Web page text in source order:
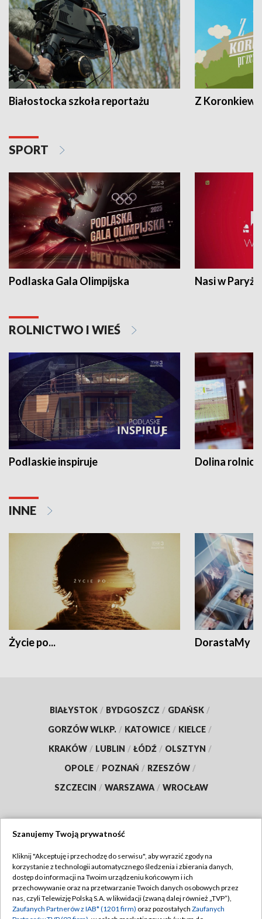
Białostocka szkoła reportażu Z
SPORT
Podlaska Gala Olimpijska Nasi w Paryżu
ROLNICTWO I WIEŚ
Podlaskie inspiruje Dolina
INNE
Życie po... DorastaMy
BIAŁYSTOK / BYDGOSZCZ / GDAŃSK /
GORZÓW WLKP. / KATOWICE / KIELCE /
KRAKÓW / LUBLIN / ŁÓDŹ / OLSZTYN /
OPOLE / POZNAŃ / RZESZÓW /
SZCZECIN / WARSZAWA / WROCŁAW
TVP
Abonament TVP
Emisja w TVP
Regulamin TVP
Polityka prywatności
Szanujemy Twoją prywatność
Kliknij "Akceptuję i przechodzę do serwisu", aby wyrazić zgody na
korzystanie z technologii automatycznego śledzenia i zbierania danych,
dostęp do informacji na Twoim urządzeniu końcowym i ich
przechowywanie oraz na przetwarzanie Twoich danych osobowych przez
nas, czyli Telewizję Polską S.A. w likwidacji (zwaną dalej również „TVP”),
Zaufanych Partnerów z IAB* (1201 firm) oraz pozostałych Zaufanych